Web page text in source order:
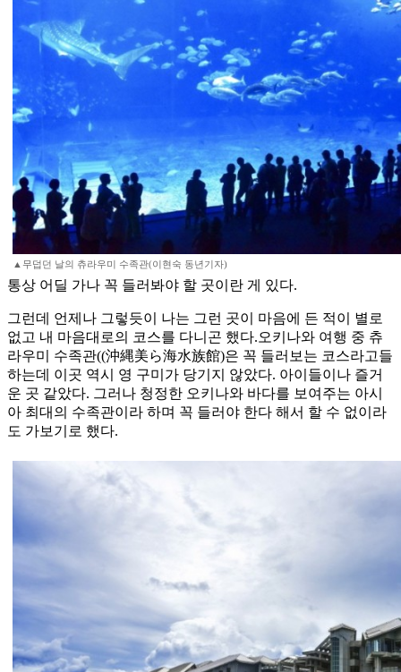
▲무덥던 날의 츄라우미 수족관(이현숙 동년기자)
통상 어딜 가나 꼭 들러봐야 할 곳이란 게 있다.
그런데 언제나 그렇듯이 나는 그런 곳이 마음에 든 적이 별로
없고 내 마음대로의 코스를 다니곤 했다.오키나와 여행 중 츄
라우미 수족관((沖縄美ら海水族館)은 꼭 들러보는 코스라고들
하는데 이곳 역시 영 구미가 당기지 않았다. 아이들이나 즐거
운 곳 같았다. 그러나 청정한 오키나와 바다를 보여주는 아시
아 최대의 수족관이라 하며 꼭 들러야 한다 해서 할 수 없이라
도 가보기로 했다.